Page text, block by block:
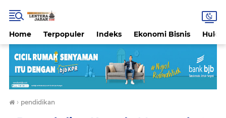
Home Terpopuler Indeks Ekonomi Bisnis
› pendidikan